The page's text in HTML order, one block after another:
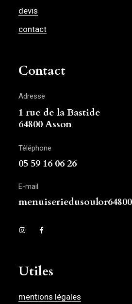
devis
contact
Contact
Adresse
1 rue de la Bastide
64800 Asson
Téléphone
05 59 16 06 26
E-mail
Utiles
mentions légales